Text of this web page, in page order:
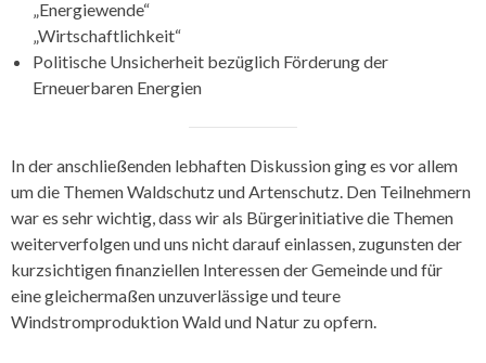
„Energiewende“
„Wirtschaftlichkeit“
Politische Unsicherheit bezüglich Förderung der
Erneuerbaren Energien
In der anschließenden lebhaften Diskussion ging es vor allem
um die Themen Waldschutz und Artenschutz. Den Teilnehmern
war es sehr wichtig, dass wir als Bürgerinitiative die Themen
weiterverfolgen und uns nicht darauf einlassen, zugunsten der
kurzsichtigen finanziellen Interessen der Gemeinde und für
eine gleichermaßen unzuverlässige und teure
Windstromproduktion Wald und Natur zu opfern.